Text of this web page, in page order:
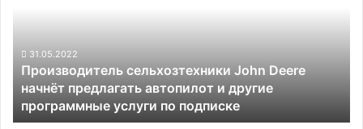
автопилот
другие
программные
услуги
31.05.2022
Производитель сельхозтехники John Deere
начнёт предлагать автопилот и другие
программные услуги по подписке